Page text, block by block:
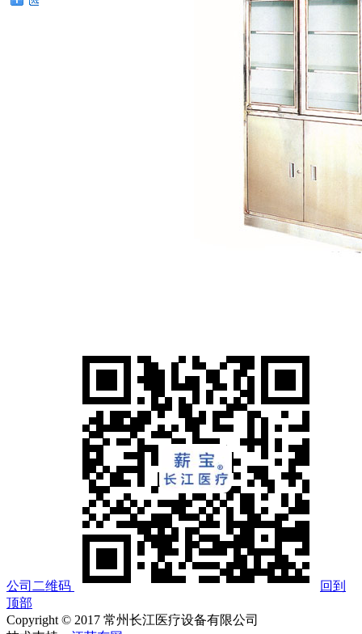
公司二维码
回到
顶部
Copyright © 2017 常州长江医疗设备有限公司